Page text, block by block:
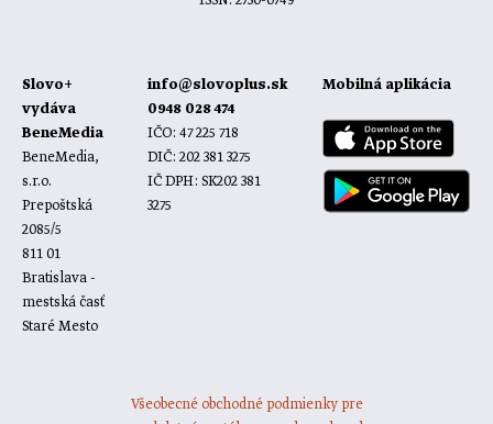
Slovo+
vydáva
BeneMedia
BeneMedia,
s.r.o.
Prepoštská
2085/5
811 01
Bratislava -
mestská časť
Staré Mesto
info@slovoplus.sk
0948 028 474
IČO: 47 225 718
DIČ: 202 381 3275
IČ DPH: SK202 381
3275
Mobilná aplikácia
Všeobecné obchodné podmienky pre